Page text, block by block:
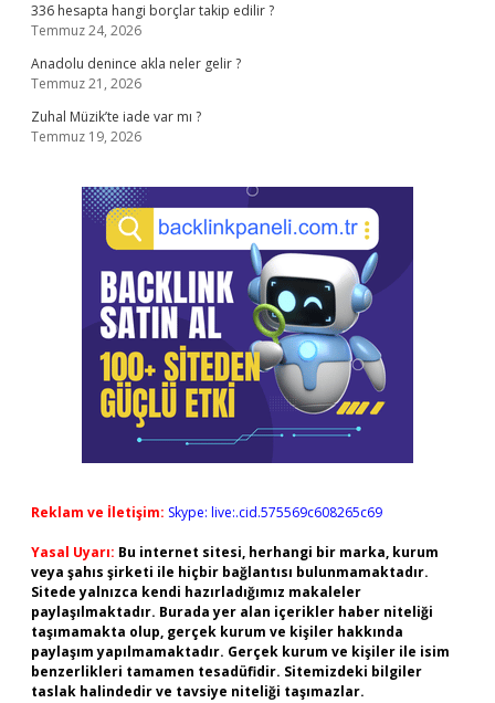
336 hesapta hangi borçlar takip edilir ?
Temmuz 24, 2026
Anadolu denince akla neler gelir ?
Temmuz 21, 2026
Zuhal Müzik’te iade var mı ?
Temmuz 19, 2026
Reklam ve İletişim: Skype: live:.cid.575569c608265c69
Yasal Uyarı: Bu internet sitesi, herhangi bir marka, kurum
veya şahıs şirketi ile hiçbir bağlantısı bulunmamaktadır.
Sitede yalnızca kendi hazırladığımız makaleler
paylaşılmaktadır. Burada yer alan içerikler haber niteliği
taşımamakta olup, gerçek kurum ve kişiler hakkında
paylaşım yapılmamaktadır. Gerçek kurum ve kişiler ile isim
benzerlikleri tamamen tesadüfidir. Sitemizdeki bilgiler
taslak halindedir ve tavsiye niteliği taşımazlar.